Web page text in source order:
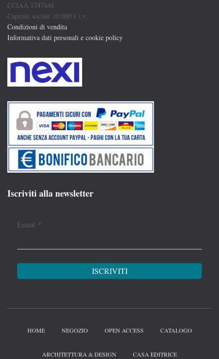
CCIAA 1747448
Capitale sociale 10.000 € i.v.
Condizioni di vendita
Informativa dati personali e cookie policy
Iscriviti alla newsletter
Email *
HOME NEGOZIO OPEN ACCESS CATALOGO
ARCHITETTURA & DESIGN CASA EDITRICE